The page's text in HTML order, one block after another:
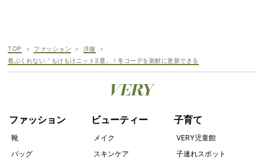
TOP ファッション
洋服
着ぶくれない「もけもけニット3選」！冬コーデを新鮮に更新できる
ファッション
靴
バッグ
ビューティー
メイク
スキンケア
子育て
VERY児童館
子連れスポット